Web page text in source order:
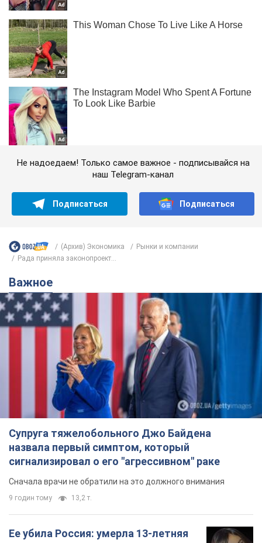
Не надоедаем! Только самое важное - подписывайся на
наш Telegram-канал
Подписаться Подписаться
(Архив) Экономика
Рынки и компании
Рада приняла законопроект...
Важное
Супруга тяжелобольного Джо Байдена
назвала первый симптом, который
сигнализировал о его "агрессивном" раке
Сначала врачи не обратили на это должного внимания
9 годин тому 13,2 т.
Ее убила Россия: умерла 13-летняя